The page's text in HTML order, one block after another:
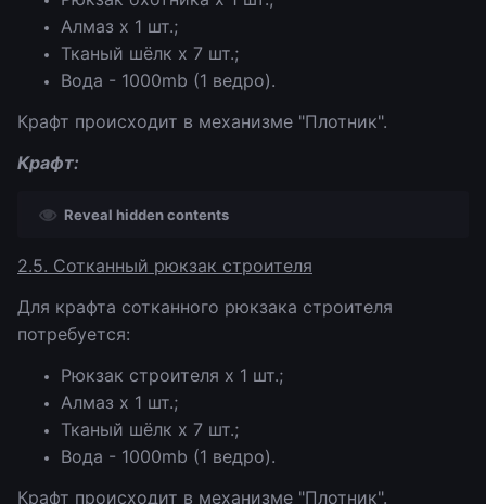
Алмаз х 1 шт.;
Тканый шёлк х 7 шт.;
Вода - 1000mb (1 ведро).
Крафт происходит в механизме "Плотник".
Крафт:
Reveal hidden contents
2.5. Сотканный рюкзак строителя
Для крафта сотканного рюкзака строителя
потребуется:
Рюкзак строителя х 1 шт.;
Алмаз х 1 шт.;
Тканый шёлк х 7 шт.;
Вода - 1000mb (1 ведро).
Крафт происходит в механизме "Плотник".